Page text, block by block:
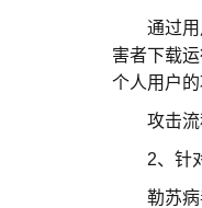
通过用户
害者下载
个人用户的
攻击流
2、针对
勒苏病毒